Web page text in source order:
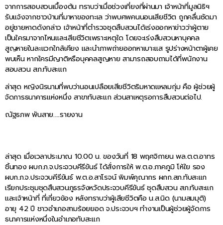
จากการสอบสวนเบื้องต้น ทราบว่าเมื่อช่วงเที่ยงที่ผ่านมา เจ้าหน้าที่มูลนิธิฯ
รับแจ้งจากชาวบ้านที่มาหาของทะเล ว่าพบศพคนนอนเสียชีวิต ถูกคลื่นซัดมา
อยู่ชายหาดดังกล่าว เจ้าหน้าที่ตำรวจชุดสืบสวนได้เร่งออกหาข่าวว่าผู้ตาย
เป็นใครมาจากไหนและเสียชีวิตเพราะเหตุใด โดยจะเร่งสืบสวนหาบุคคล
สูญหายในละแวกใกล้เคียง และนำภาพถ่ายออกหาเบาะแส รูปร่างหน้าตาผู้เคย
พบเห็น หากใครมีญาติหรือบุคคลสูญหาย สามารถสอบถามได้ที่พนักงาน
สอบสวน สภ.ทับสะแก
ล่าสุด หญิงนิรนามที่พบว่านอนเปลือยเสียชีวิตริมหาดแหลมกุ่ม คือ ผู้ช่วยผู้
จัดการธนาคารแห่งหนึ่ง สาขาทับสะแก ส่วนสาเหตุรอการสืบสวนต่อไป.
ณัฐธภพ พันสาย…..รายงาน
ล่าสุด เมื่อเวลาประมาณ 10.00 น. ของวันที่ 18 พฤศจิกายน พล.ต.ต.อาทร
ชิ้นทอง ผบก.ภ.จ.ประจวบคีรีขันธ์ ได้สั่งการให้ พ.ต.อ.ภาคภูมิ โห้ใย รอง
ผบก.ภ.จ.ประจวบคีรีขันธ์ พ.ต.อ.สาโรจน์ พิมพ์คุณากร ผกก.สภ.ทับสะแก
เรียกประชุมชุดสืบสวนภูธรจังหวัดประจวบคีรีขันธ์ ชุดสืบสวน สภ.ทับสะแก
และเจ้าหน้าที่ ที่เกี่ยวข้อง หลังทราบว่าผู้เสียชีวิตคือ น.ส.นิด (นามสมมุติ)
อายุ 42 ปี ชาวอำเภอสามร้อยยอด จ.ประจวบฯ ทำงานเป็นผู้ช่วยผู้จัดการ
ธนาคารแห่งหนึ่งในอำเภอทับสะแก